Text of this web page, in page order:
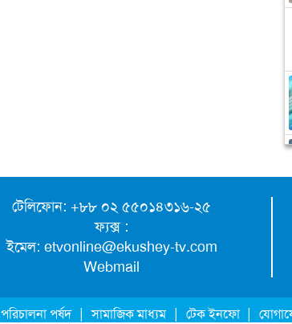
টেলিফোন: +৮৮ ০২ ৫৫০১৪৩১৬-২৫
ফ্যক্স :
ইমেল: etvonline@ekushey-tv.com
Webmail
পরিচালনা পর্ষদ | সামাজিক মাধ্যম | টেক ইনফো |